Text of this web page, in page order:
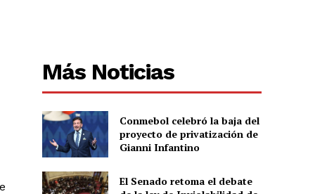
Más Noticias
Conmebol celebró la baja del
proyecto de privatización de
Gianni Infantino
El Senado retoma el debate